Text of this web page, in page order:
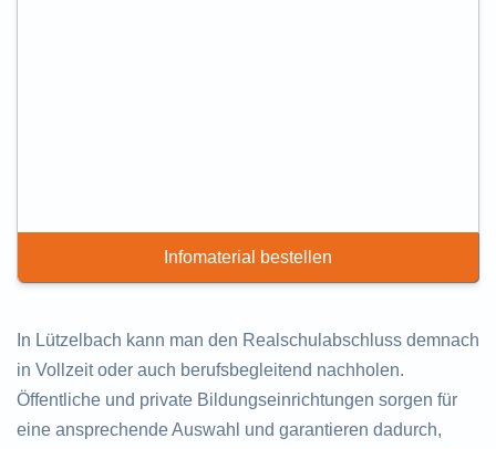
Infomaterial bestellen
In Lützelbach kann man den Realschulabschluss demnach
in Vollzeit oder auch berufsbegleitend nachholen.
Öffentliche und private Bildungseinrichtungen sorgen für
eine ansprechende Auswahl und garantieren dadurch,